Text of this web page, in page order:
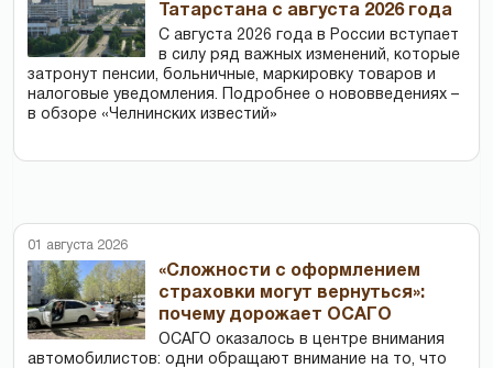
Татарстана с августа 2026 года
С августа 2026 года в России вступает
в силу ряд важных изменений, которые
затронут пенсии, больничные, маркировку товаров и
налоговые уведомления. Подробнее о нововведениях –
в обзоре «Челнинских известий»
01 августа 2026
«Сложности с оформлением
страховки могут вернуться»:
почему дорожает ОСАГО
ОСАГО оказалось в центре внимания
автомобилистов: одни обращают внимание на то, что